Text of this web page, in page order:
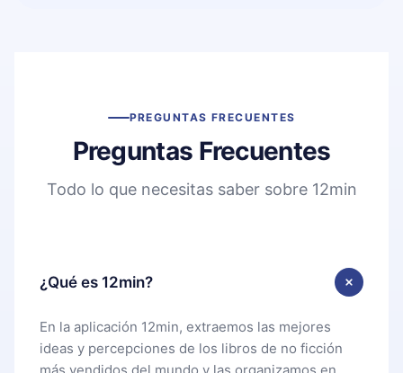
PREGUNTAS FRECUENTES
Preguntas Frecuentes
Todo lo que necesitas saber sobre 12min
¿Qué es 12min?
En la aplicación 12min, extraemos las mejores
ideas y percepciones de los libros de no ficción